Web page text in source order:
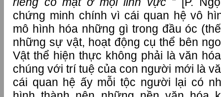
chứng minh chính vì cái quan hệ vô
mô hình hóa những gì trong đầu óc
những sự vật, hoạt động cụ thể bên
Vật thể hiện thực không phải là văn
chúng với trí tuệ của con người mới là
cái quan hệ ấy mỗi tộc người lại có